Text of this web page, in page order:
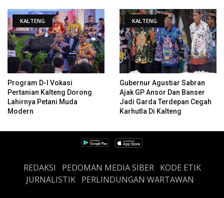
KALTENG
Program D-I Vokasi
Pertanian Kalteng Dorong
Lahirnya Petani Muda
Modern
KALTENG
Gubernur Agustiar Sabran
Ajak GP Ansor Dan Banser
Jadi Garda Terdepan Cegah
Karhutla Di Kalteng
REDAKSI PEDOMAN MEDIA SIBER
KODE ETIK
JURNALISTIK PERLINDUNGAN WARTAWAN